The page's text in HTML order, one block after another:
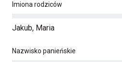
Imiona rodziców
Jakub, Maria
Nazwisko panieńskie